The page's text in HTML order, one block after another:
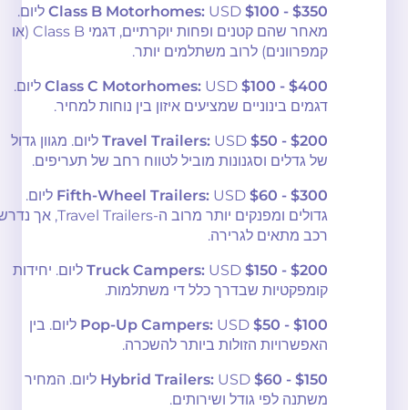
Class B Motorhomes: USD$100 - $350
ליום.
מאחר שהם קטנים ופחות יוקרתיים, דגמי Class B (או
קמפרוונים) לרוב משתלמים יותר.
Class C Motorhomes: USD$100 - $400
ליום.
דגמים בינוניים שמציעים איזון בין נוחות למחיר.
Travel Trailers: USD$50 - $200
ליום. מגוון גדול
של גדלים וסגנונות מוביל לטווח רחב של תעריפים.
Fifth-Wheel Trailers: USD$60 - $300
ליום.
גדולים ומפנקים יותר מרוב ה-Travel Trailers, אך נדרש
רכב מתאים לגרירה.
Truck Campers: USD$150 - $200
ליום. יחידות
קומפקטיות שבדרך כלל די משתלמות.
Pop-Up Campers: USD$50 - $100
ליום. בין
האפשרויות הזולות ביותר להשכרה.
Hybrid Trailers: USD$60 - $150
ליום. המחיר
משתנה לפי גודל ושירותים.